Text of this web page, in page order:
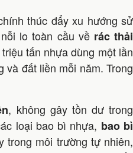
thúc đẩy xu hướng sử
lo toàn cầu về rác thải
tấn nhựa dùng một lần
và đất liền mỗi năm. Trong
, không gây tồn dư trong
loại bao bì nhựa, bao bì
trong môi trường tự nhiên,